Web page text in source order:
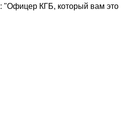
"Офицер КГБ, который вам это